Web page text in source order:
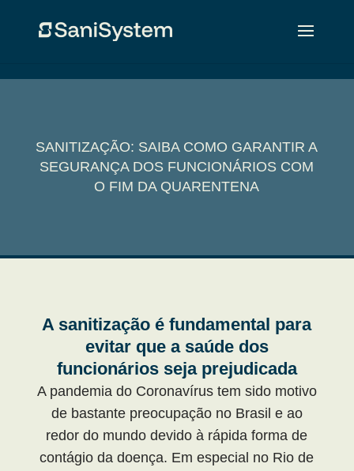
SANITIZAÇÃO: SAIBA COMO GARANTIR A
SEGURANÇA DOS FUNCIONÁRIOS COM
O FIM DA QUARENTENA
A sanitização é fundamental para
evitar que a saúde dos
funcionários seja prejudicada
A pandemia do Coronavírus tem sido motivo
de bastante preocupação no Brasil e ao
redor do mundo devido à rápida forma de
contágio da doença. Em especial no Rio de